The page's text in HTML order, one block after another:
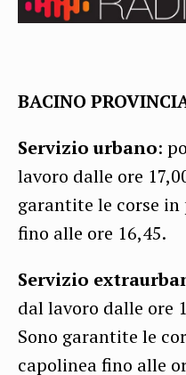
BACINO
Servizio urbano:
lavoro dalle ore
garantite le corse
fino alle ore 16,45.
Servizio
dal lavoro dalle ore
Sono garantite le
capolinea fino alle